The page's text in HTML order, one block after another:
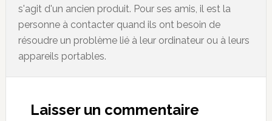
s'agit d'un ancien produit. Pour ses amis, il est la
personne à contacter quand ils ont besoin de
résoudre un problème lié à leur ordinateur ou à leurs
appareils portables.
Interactions
Laisser un commentaire